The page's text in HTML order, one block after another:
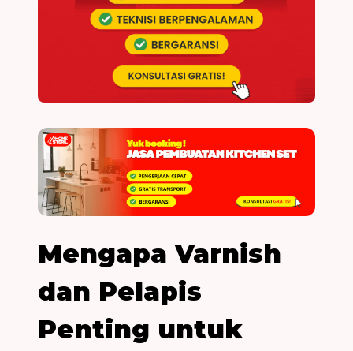
Mengapa Varnish
dan Pelapis
Penting untuk